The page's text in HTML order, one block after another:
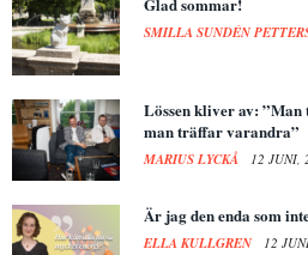
SMILLA SUNDÉN
Lössen kliver av:
man träffar varandra”
MARIUS LYCKÅ 12 JUNI,
Är jag den enda som
ELLA KULLGREN 12